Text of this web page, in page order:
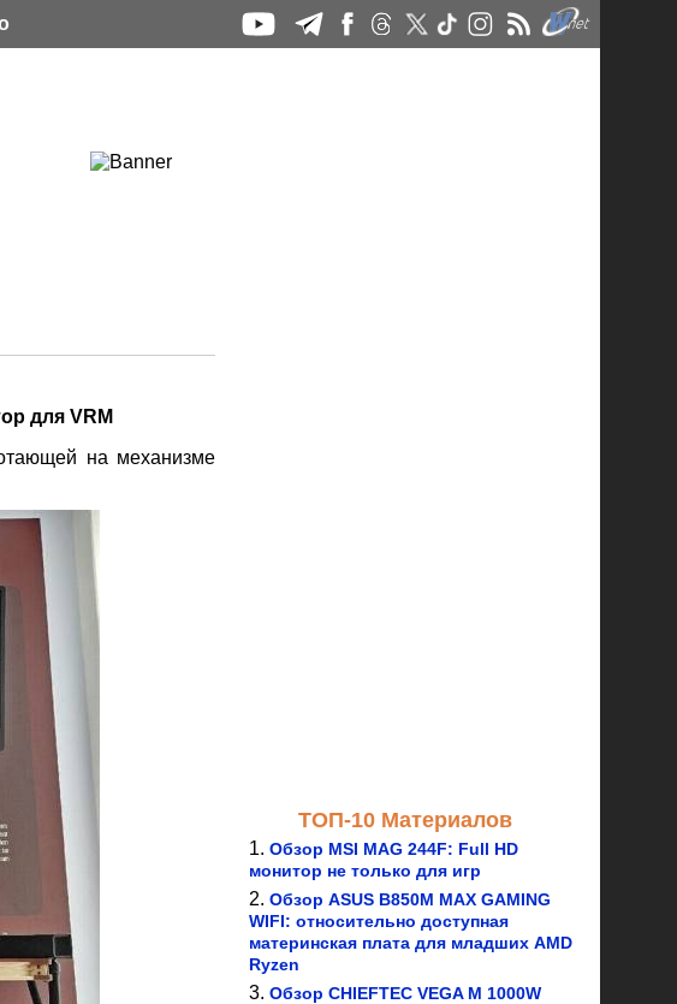
для VRM
на механизме
ТОП-10 Материалов
Обзор MSI MAG 244F: Full HD
монитор не только для игр
Обзор ASUS B850M MAX GAMING
WIFI: относительно доступная
материнская плата для младших AMD
Ryzen
Обзор CHIEFTEC VEGA M 1000W